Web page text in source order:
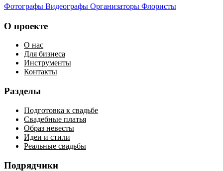
Фотографы Видеографы Организаторы Флористы
О проекте
О нас
Для бизнеса
Инструменты
Контакты
Разделы
Подготовка к свадьбе
Свадебные платья
Образ невесты
Идеи и стили
Реальные свадьбы
Подрядчики